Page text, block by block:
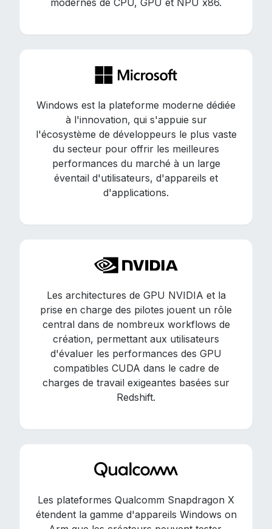
modernes de CPU, GPU et NPU x86.
Windows est la plateforme moderne dédiée
à l'innovation, qui s'appuie sur
l'écosystème de développeurs le plus vaste
du secteur pour offrir les meilleures
performances du marché à un large
éventail d'utilisateurs, d'appareils et
d'applications.
Les architectures de GPU NVIDIA et la
prise en charge des pilotes jouent un rôle
central dans de nombreux workflows de
création, permettant aux utilisateurs
d'évaluer les performances des GPU
compatibles CUDA dans le cadre de
charges de travail exigeantes basées sur
Redshift.
Les plateformes Qualcomm Snapdragon X
étendent la gamme d'appareils Windows on